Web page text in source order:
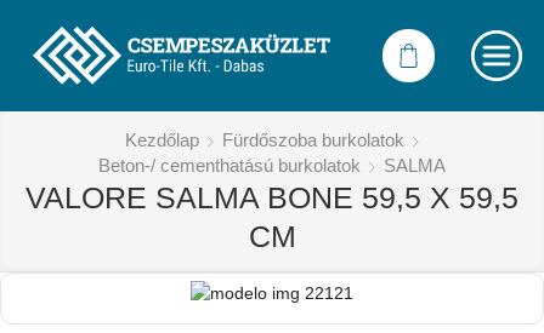
Kezdőlap
Fürdőszoba burkolatok
Beton-/ cementhatású burkolatok
SALMA
VALORE SALMA BONE 59,5 X 59,5
CM